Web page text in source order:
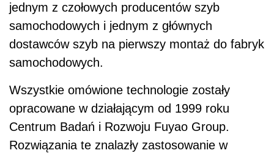
jednym z czołowych producentów szyb
samochodowych i jednym z głównych
dostawców szyb na pierwszy montaż do fabryk
samochodowych.
Wszystkie omówione technologie zostały
opracowane w działającym od 1999 roku
Centrum Badań i Rozwoju Fuyao Group.
Rozwiązania te znalazły zastosowanie w